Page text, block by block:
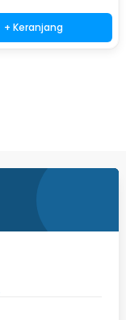
+ Keranjang